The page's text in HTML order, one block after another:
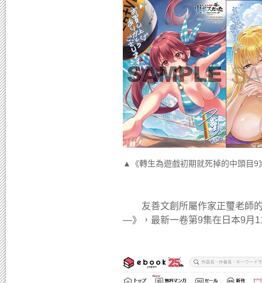
▲《轉生為遊戲初期就死掉的中頭目9
友善文創所屬作家正璽老師的
―》，最新一卷第9集在日本9月